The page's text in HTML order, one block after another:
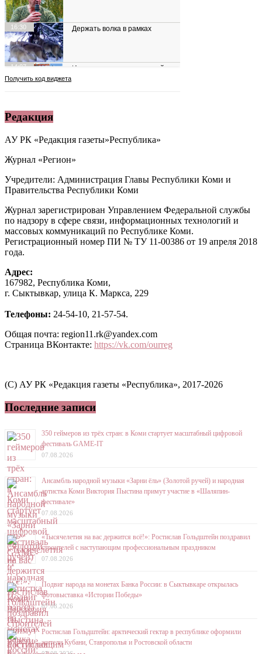
Редакция
АУ РК «Редакция газеты»Республика»
Журнал «Регион»
Учредители: Администрация Главы Республики Коми и
Правительства Республики Коми
Журнал зарегистрирован Управлением Федеральной службы
по надзору в сфере связи, информационных технологий и
массовых коммуникаций по Республике Коми.
Регистрационный номер ПИ № ТУ 11-00386 от 19 апреля 2018
года.
Адрес:
167982, Республика Коми,
г. Сыктывкар, улица К. Маркса, 229
Телефоны: 24-54-10, 21-57-54.
Общая почта: region11.rk@yandex.com
Страница ВКонтакте: https://vk.com/ourreg
(C) АУ РК «Редакция газеты «Республика», 2017-2026
Последние записи
350 геймеров из трёх стран: в Коми стартует масштабный цифровой
фестиваль GAME-IT
07.08.2026
Ансамбль народной музыки «Зарни ёль» (Золотой ручей) и народная
артистка Коми Виктория Пыстина примут участие в «Шаляпин-
фестивале»
07.08.2026
«Тысячелетия на вас держится всё!»: Ростислав Гольдштейн поздравил
строителей с наступающим профессиональным праздником
07.08.2026
Подвиг народа на монетах Банка России: в Сыктывкаре открылась
фотовыставка «Истории Победы»
07.08.2026
Ростислав Гольдштейн: арктический гектар в республике оформили
жители Кубани, Ставрополья и Ростовской области